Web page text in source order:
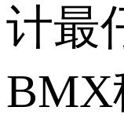
计最
BMX